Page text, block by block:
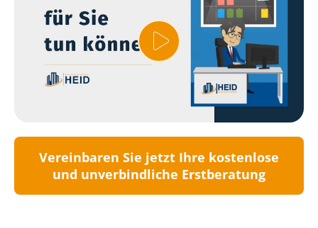
Vereinbaren Sie jetzt Ihre kostenlose
und unverbindliche Erstberatung